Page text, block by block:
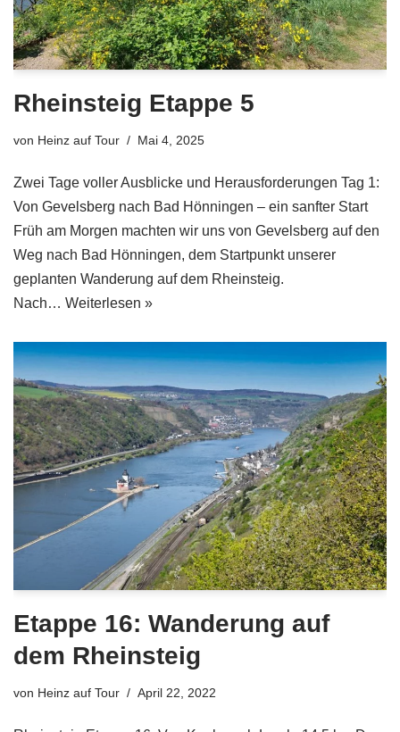
Rheinsteig Etappe 5
von Heinz auf Tour Mai 4, 2025
Zwei Tage voller Ausblicke und Herausforderungen Tag 1:
Von Gevelsberg nach Bad Hönningen – ein sanfter Start
Früh am Morgen machten wir uns von Gevelsberg auf den
Weg nach Bad Hönningen, dem Startpunkt unserer
geplanten Wanderung auf dem Rheinsteig.
Nach… Weiterlesen »
Etappe 16: Wanderung auf
dem Rheinsteig
von Heinz auf Tour April 22, 2022